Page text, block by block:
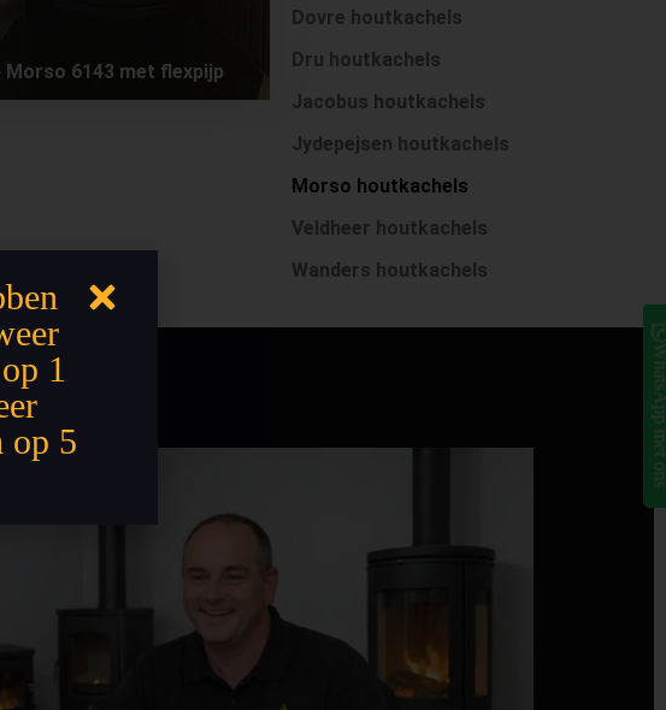
6143 met flexpijp
Dovre houtkachels
Dru houtkachels
Jacobus houtkachels
Jydepejsen houtkachels
Morso houtkachels
Veldheer houtkachels
Wanders houtkachels
1
op 5